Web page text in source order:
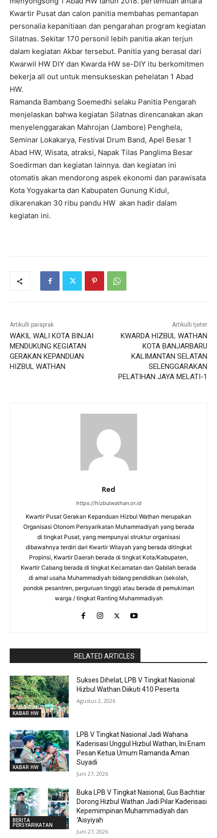
Kwartir Pusat dan calon panitia membahas pemantapan
personalia kepanitiaan dan pengarahan program kegiatan
Silatnas. Sekitar 170 personil lebih panitia akan terjun
dalam kegiatan Akbar tersebut. Panitia yang berasal dari
Kwarwil HW DIY dan Kwarda HW se-DIY itu berkomitmen
bekerja all out untuk mensukseskan pehelatan 1 Abad
HW.
Ramanda Bambang Soemedhi selaku Panitia Pengarah
menjelaskan bahwa kegiatan Silatnas direncanakan akan
menyelenggarakan Mahrojan (Jambore) Penghela,
Seminar Lokakarya, Festival Drum Band, Apel Besar 1
Abad HW, Wisata, atraksi, Napak Tilas Panglima Besar
Soedirman dan kegiatan lainnya. dan kegiatan ini
otomatis akan mendorong aspek ekonomi dan parawisata
Kota Yogyakarta dan Kabupaten Gunung Kidul,
dikarenakan 30 ribu pandu HW akan hadir dalam
kegiatan ini.
Artikulli paraprak
WAKIL WALI KOTA BINJAI
MENDUKUNG KEGIATAN
GERAKAN KEPANDUAN
HIZBUL WATHAN
Artikulli tjetër
KWARDA HIZBUL WATHAN
KOTA BANJARBARU
KALIMANTAN SELATAN
SELENGGARAKAN
PELATIHAN JAYA MELATI-1
Red
https://hizbulwathan.or.id
Kwartir Pusat Gerakan Kepanduan Hizbul Wathan merupakan
Organisasi Otonom Persyarikatan Muhammadiyah yang berada
di tingkat Pusat, yang mempunyai struktur organisasi
dibawahnya terdiri dari Kwartir Wilayah yang berada ditingkat
Propinsi, Kwartir Daerah berada di tingkat Kota/Kabupaten,
Kwartir Cabang berada di tingkat Kecamatan dan Qabilah berada
di amal usaha Muhammadiyah bidang pendidikan (sekolah,
pondok pesantren, perguruan tinggi) atau berada di pemukiman
warga / tingkat Ranting Muhammadiyah
RELATED ARTICLES
KABAR HW
Sukses Dihelat, LPB V Tingkat Nasional
Hizbul Wathan Diikuti 410 Peserta
Agustus 2, 2026
KABAR HW
LPB V Tingkat Nasional Jadi Wahana
Kaderisasi Unggul Hizbul Wathan, Ini Enam
Pesan Ketua Umum Ramanda Aman
Suyadi
Juni 27, 2026
BERITA
PERSYARIKATAN
Buka LPB V Tingkat Nasional, Gus Bachtiar
Dorong Hizbul Wathan Jadi Pilar Kaderisasi
Kepemimpinan Muhammadiyah dan
‘Aisyiyah
Juni 27, 2026